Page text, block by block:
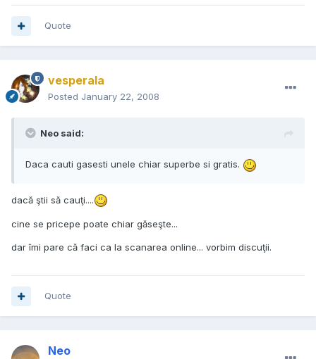
Quote
vesperala
Posted January 22, 2008
Neo said:
Daca cauti gasesti unele chiar superbe si gratis.
dacă ştii să cauţi....
cine se pricepe poate chiar găseşte...
dar îmi pare că faci ca la scanarea online... vorbim discuţii.
Quote
Neo